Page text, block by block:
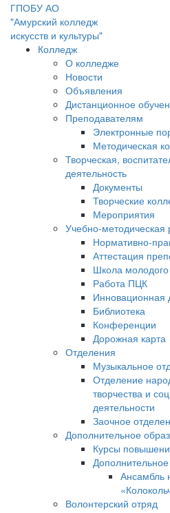
ГПОБУ АО
"Амурский колледж
искусств и культуры"
Колледж
О колледже
Новости
Объявления
Дистанционное
Преподавателям
Электронные
Методическая
Творческая,
деятельность
Документы
Творческие
Мероприятия
Учебно-методическая
Нормативно-
Аттестация
Школа молодого
Работа ПЦК
Инновационная
Библиотека
Конференции
Дорожная карта
Отделения
Музыкальное
Отделение
творчества и
деятельности
Заочное
Дополнительное
Курсы
Ансамбль
Волонтерский отряд